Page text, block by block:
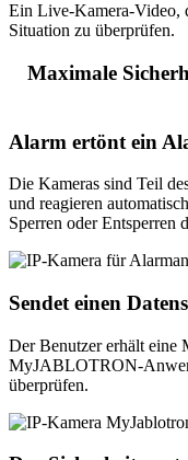
Ein Live-Kamera-Video,
Situation zu überprüfen.
Maximale
Alarm ertönt ein
Die Kameras sind Teil
und reagieren
Sperren oder Entsperren
Sendet einen
Der Benutzer erhält eine
MyJABLOTRON-
überprüfen.